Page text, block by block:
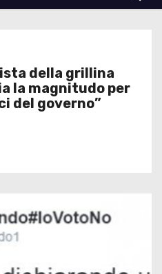
della grillina
la magnitudo per
del governo”